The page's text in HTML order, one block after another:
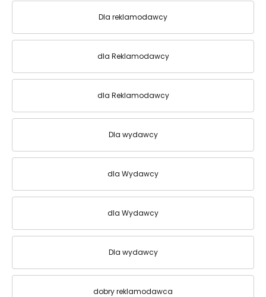
Dla reklamodawcy
dla Reklamodawcy
dla Reklamodawcy
Dla wydawcy
dla Wydawcy
dla Wydawcy
Dla wydawcy
dobry reklamodawca